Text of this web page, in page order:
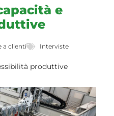
e
a clienti Interviste
produttive